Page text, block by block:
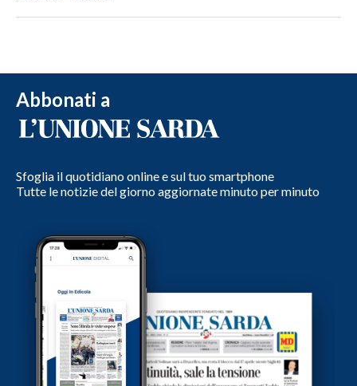
Abbonati a
Sfoglia il quotidiano online e sul tuo smartphone
Tutte le notizie del giorno aggiornate minuto per minuto